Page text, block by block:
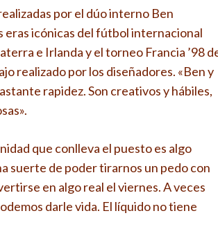
por el dúo interno Ben
eras icónicas del fútbol internacional
e Irlanda y el torneo Francia ’98
realizado por los diseñadores. «Ben y
rapidez. Son creativos y hábiles,
que conlleva el puesto es algo
suerte de poder tirarnos un pedo con
en algo real el viernes. A veces
darle vida. El líquido no tiene